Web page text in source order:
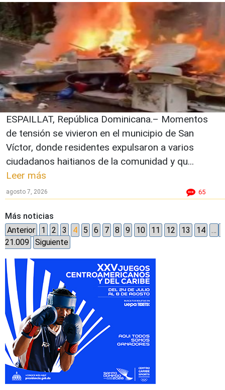
ESPAILLAT, República Dominicana.– Momentos
de tensión se vivieron en el municipio de San
Víctor, donde residentes expulsaron a varios
ciudadanos haitianos de la comunidad y qu...
Leer más
agosto 7, 2026 65
Más noticias
Anterior
1 2 3 4 5 6 7 8 9 10 11 12 13 14
…
21.009
Siguiente